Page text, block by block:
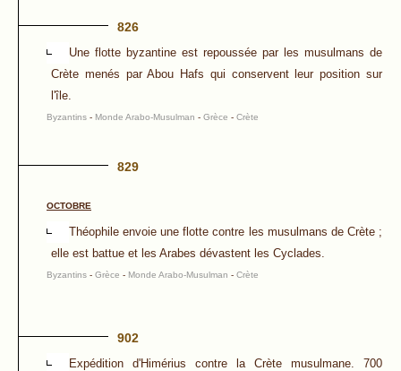
826
Une flotte byzantine est repoussée par les musulmans de
Crète menés par Abou Hafs qui conservent leur position sur
l'île.
Byzantins - Monde Arabo-Musulman - Grèce - Crète
829
OCTOBRE
Théophile envoie une flotte contre les musulmans de Crète ;
elle est battue et les Arabes dévastent les Cyclades.
Byzantins - Grèce - Monde Arabo-Musulman - Crète
902
Expédition d'Himérius contre la Crète musulmane. 700